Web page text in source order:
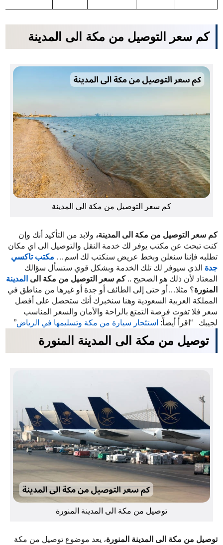
كم سعر التوصيل من مكة الى المدينة
كم سعر التوصيل من مكة الى المدينة
كم سعر التوصيل من مكة الى المدينة، ولابد من التأكيد أنك وإن
كنت تبحث عن مكتب يوفر لك خدمة النقل والتوصيل الى اي مكان
تطلبه فإننا سنعلن وبخط عريض سنكتب لك اسم… مكتب تاكسي
جدة الذي سيوفر لك تلك الخدمة وبشكل قوي ستسأل سؤالك
المعتاد لأن ذلك هو الصحيح ..كم سعر التوصيل من مكة الى المدينة
المنورة؟ مثلا…أو حتى إلى الطائف أو جدة أو غيرها من مناطق في
المملكة العربية السعودية وهنا سنخبرك أنك ستحصل على أفضل
سعر فلا تفوت فرصة التمتع بالراحة والأمان والسعر المناسب
لجيبك “اقرأ أيضاً: استئجار سيارة من مكة وتسليمها في الرياض”
توصيل من مكة الى المدينة المنورة
توصيل من مكة الى المدينة المنورة
توصيل من مكة الى المدينة المنورة، يعد موضوع توصيل من مكة